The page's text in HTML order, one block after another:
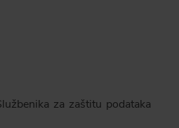
za zaštitu podataka